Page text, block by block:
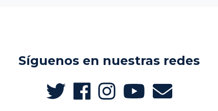
Síguenos en nuestras redes